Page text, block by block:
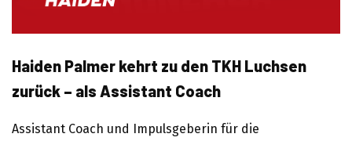
Haiden Palmer kehrt zu den TKH Luchsen
zurück – als Assistant Coach
Assistant Coach und Impulsgeberin für die